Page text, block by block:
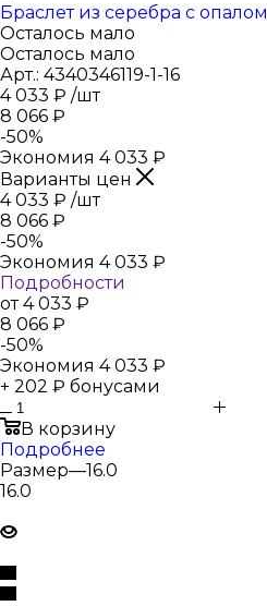
Браслет из серебра с опалом
Осталось мало
Осталось мало
Арт.: 4340346119-1-16
4 033 ₽ /шт
8 066 ₽
-50%
Экономия 4 033 ₽
Варианты цен
4 033 ₽ /шт
8 066 ₽
-50%
Экономия 4 033 ₽
Подробности
от4 033 ₽
8 066 ₽
-50%
Экономия 4 033 ₽
+ 202 ₽ бонусами
В корзину
Подробнее
Размер—16.0
16.0